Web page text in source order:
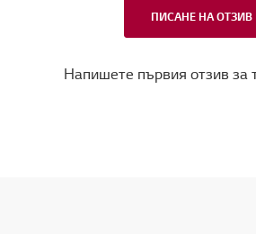
ПИСАНЕ НА ОТЗИВ
Напишете първия отзив за